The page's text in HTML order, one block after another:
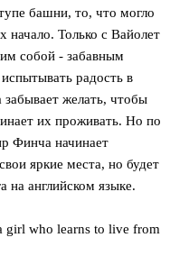
башни, то, что могло
начало. Только с Вайолет
собой - забавным
радость в
желать, чтобы
их проживать. Но по
Финча начинает
яркие места, но будет
на английском языке.
girl who learns to live from